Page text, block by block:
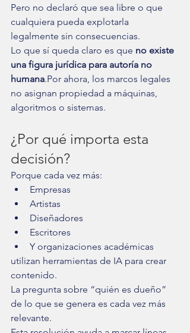
Pero no declaró que sea libre o que
cualquiera pueda explotarla
legalmente sin consecuencias.
Lo que sí queda claro es que no existe
una figura jurídica para autoría no
humana.Por ahora, los marcos legales
no asignan propiedad a máquinas,
algoritmos o sistemas.
¿Por qué importa esta
decisión?
Porque cada vez más:
Empresas
Artistas
Diseñadores
Escritores
Y organizaciones académicas
utilizan herramientas de IA para crear
contenido.
La pregunta sobre “quién es dueño”
de lo que se genera es cada vez más
relevante.